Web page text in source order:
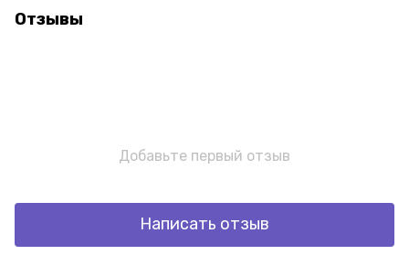
Отзывы
Добавьте первый отзыв
Написать отзыв